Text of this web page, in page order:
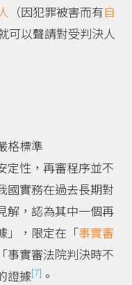
（因犯罪被害而有自
可以聲請對受判決人
格標準
定性，再審程序並不
國實務在過去長期對
解，認為其中一個再
」，限定在「事實審
事實審法院判決時不
證據[7] 。